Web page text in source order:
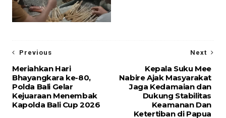
Next
Kepala Suku Mee
Nabire Ajak Masyarakat
Jaga Kedamaian dan
Dukung Stabilitas
Keamanan Dan
Ketertiban di Papua
Previous
Meriahkan Hari
Bhayangkara ke-80,
Polda Bali Gelar
Kejuaraan Menembak
Kapolda Bali Cup 2026